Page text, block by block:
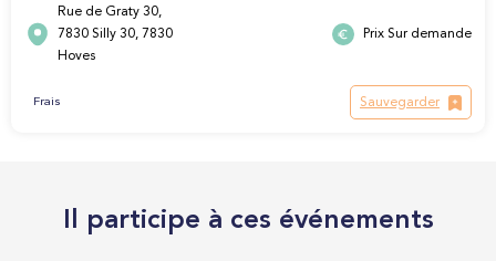
Rue de Graty 30,
7830 Silly 30, 7830
Hoves
Prix Sur demande
Frais Sauvegarder
Il participe à ces événements